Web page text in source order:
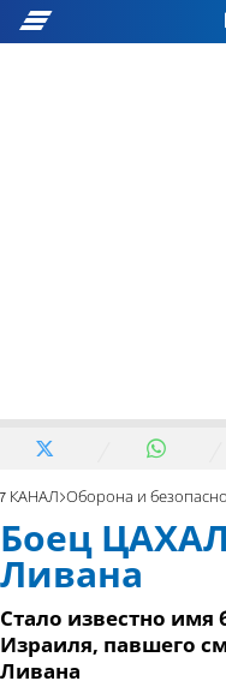
7 КАНАЛ Оборона и
Боец
Ливана
Стало известно
Израиля, павшего
Ливана